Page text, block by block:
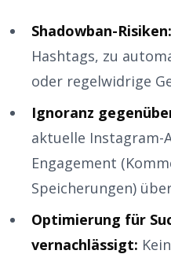
Shadowban-Risiken:
Hashtags, zu
oder regelwidrige
Ignoranz
aktuelle
Engagement
Speicherungen)
Optimierung für
vernachlässigt: